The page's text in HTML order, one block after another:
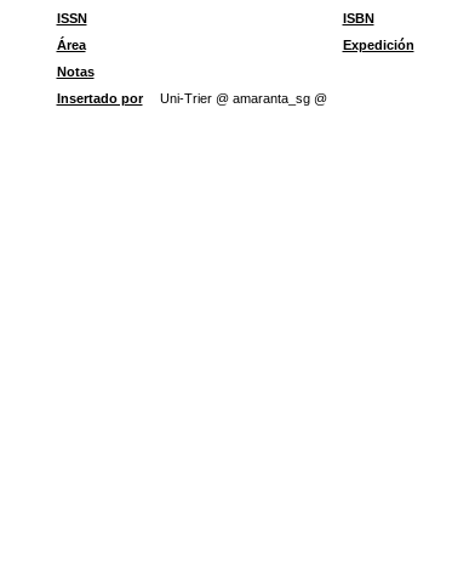
ISSN ISBN
Área
Expedición
Notas
Insertado por
Uni-Trier @ amaranta_sg @